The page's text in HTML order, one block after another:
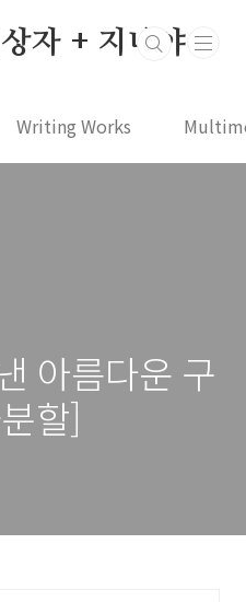
자 + 지니야
Writing Works
아름다운 구
할]